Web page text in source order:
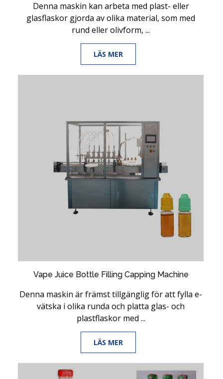
Denna maskin kan arbeta med plast- eller
glasflaskor gjorda av olika material, som med
rund eller olivform, ...
LÄS MER
Vape Juice Bottle Filling Capping Machine
Denna maskin är främst tillgänglig för att fylla e-
vätska i olika runda och platta glas- och
plastflaskor med ...
LÄS MER